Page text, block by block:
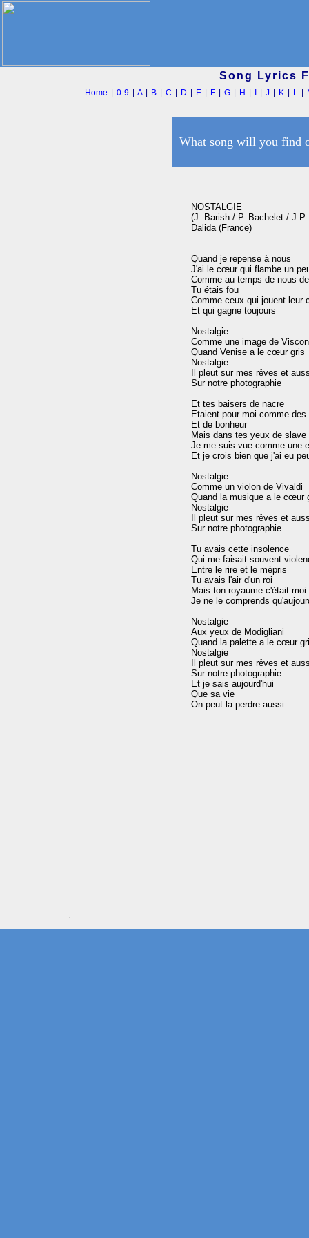
Song Lyrics
Home |0-9 |A| B |C D E F |G H |J K L
What song will you find
NOSTALGIE
(J. Barish / P. Bachelet / J.P.
Dalida (France)
Quand je repense à nous
J'ai le cœur qui flambe un
Comme au temps de nous
Tu étais fou
Comme ceux qui jouent leur
Et qui gagne toujours
Nostalgie
Comme une image de
Quand Venise a le cœur gris
Nostalgie
Il pleut sur mes rêves et
Sur notre photographie
Et tes baisers de nacre
Etaient pour moi comme
Et de bonheur
Mais dans tes yeux de slave
Je me suis vue comme une
Et je crois bien que j'ai eu
Nostalgie
Comme un violon de Vivaldi
Quand la musique a le cœur
Nostalgie
Il pleut sur mes rêves et
Sur notre photographie
Tu avais cette insolence
Qui me faisait souvent
Entre le rire et le mépris
Tu avais l'air d'un roi
Mais ton royaume c'était moi
Je ne le comprends
Nostalgie
Aux yeux de Modigliani
Quand la palette a le cœur
Nostalgie
Il pleut sur mes rêves et
Sur notre photographie
Et je sais aujourd'hui
Que sa vie